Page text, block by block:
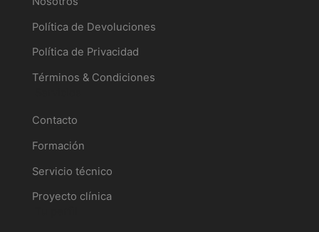
Política de Devoluciones
Política de Privacidad
Términos & Condiciones
Contacto
Formación
Servicio técnico
Proyecto clínica